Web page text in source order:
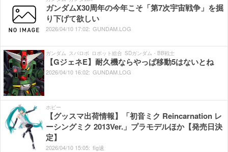
ガンダムX30周年の今年こそ「第7次宇宙戦争」を掘
り下げて欲しい
2026/04/10 17:02: GUNDAM.LOG
ガンダム スパロボ ロボット総合 SDガンダム・BB戦士
【GジェネE】耐久機ならやっぱ移動5はないとね
2026/04/10 16:02: GUNDAM.LOG
ホビー
【グッスマ出荷情報】「初音ミク Reincarnation レ
ーシングミク 2013Ver.」プラモデルほか【発売日決
定】
2026/04/10 15:05: fig速